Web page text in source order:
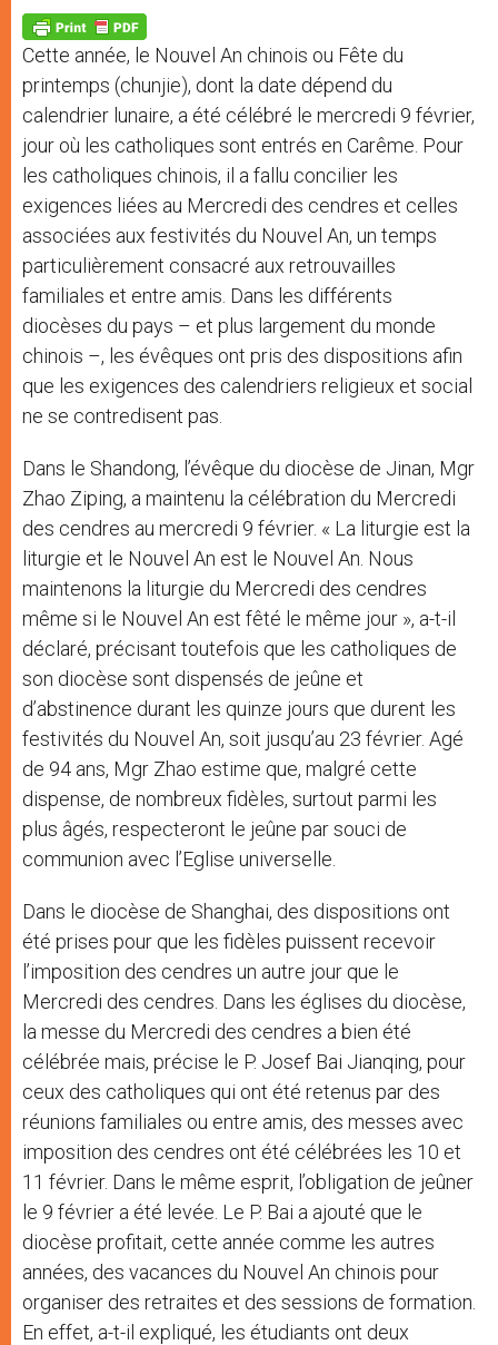
p
p
g
e
r
o
k
Cette année, le Nouvel An chinois ou Fête du
printemps (chunjie), dont la date dépend du
calendrier lunaire, a été célébré le mercredi 9 février,
jour où les catholiques sont entrés en Carême. Pour
les catholiques chinois, il a fallu concilier les
exigences liées au Mercredi des cendres et celles
associées aux festivités du Nouvel An, un temps
particulièrement consacré aux retrouvailles
familiales et entre amis. Dans les différents
diocèses du pays – et plus largement du monde
chinois –, les évêques ont pris des dispositions afin
que les exigences des calendriers religieux et social
ne se contredisent pas.
Dans le Shandong, l’évêque du diocèse de Jinan, Mgr
Zhao Ziping, a maintenu la célébration du Mercredi
des cendres au mercredi 9 février. « La liturgie est la
liturgie et le Nouvel An est le Nouvel An. Nous
maintenons la liturgie du Mercredi des cendres
même si le Nouvel An est fêté le même jour », a-t-il
déclaré, précisant toutefois que les catholiques de
son diocèse sont dispensés de jeûne et
d’abstinence durant les quinze jours que durent les
festivités du Nouvel An, soit jusqu’au 23 février. Agé
de 94 ans, Mgr Zhao estime que, malgré cette
dispense, de nombreux fidèles, surtout parmi les
plus âgés, respecteront le jeûne par souci de
communion avec l’Eglise universelle.
Dans le diocèse de Shanghai, des dispositions ont
été prises pour que les fidèles puissent recevoir
l’imposition des cendres un autre jour que le
Mercredi des cendres. Dans les églises du diocèse,
la messe du Mercredi des cendres a bien été
célébrée mais, précise le P. Josef Bai Jianqing, pour
ceux des catholiques qui ont été retenus par des
réunions familiales ou entre amis, des messes avec
imposition des cendres ont été célébrées les 10 et
11 février. Dans le même esprit, l’obligation de jeûner
le 9 février a été levée. Le P. Bai a ajouté que le
diocèse profitait, cette année comme les autres
années, des vacances du Nouvel An chinois pour
organiser des retraites et des sessions de formation.
En effet, a-t-il expliqué, les étudiants ont deux